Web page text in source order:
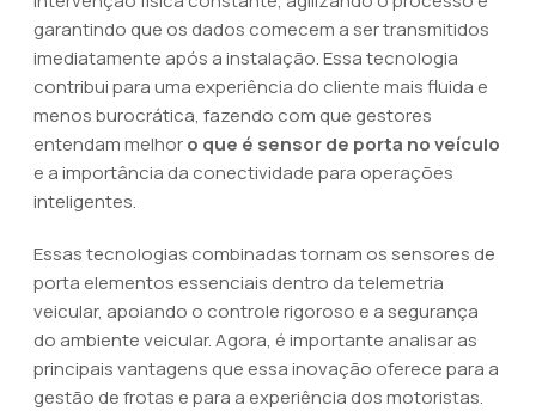
garantindo que os dados comecem a ser transmitidos
imediatamente após a instalação. Essa tecnologia
contribui para uma experiência do cliente mais fluida e
menos burocrática, fazendo com que gestores
entendam melhoro que é sensor de porta no veículo
e a importância da conectividade para operações
inteligentes.
Essas tecnologias combinadas tornam os sensores de
porta elementos essenciais dentro da telemetria
veicular, apoiando o controle rigoroso e a segurança
do ambiente veicular. Agora, é importante analisar as
principais vantagens que essa inovação oferece para a
gestão de frotas e para a experiência dos motoristas.